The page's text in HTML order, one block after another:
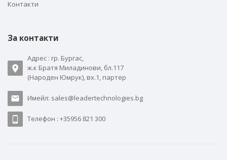
Контакти
За контакти
Адрес : гр. Бургас,
ж.к Братя Миладинови, бл.117
(Народен Юмрук), вх.1, партер
Имейл: sales@leadertechnologies.bg
Телефон : +35956 821 300